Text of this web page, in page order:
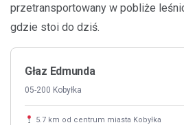
przetransportowany w pobliże
gdzie stoi do dziś.
Głaz Edmunda
05-200 Kobyłka
5.7 km od centrum miasta Kobyłka